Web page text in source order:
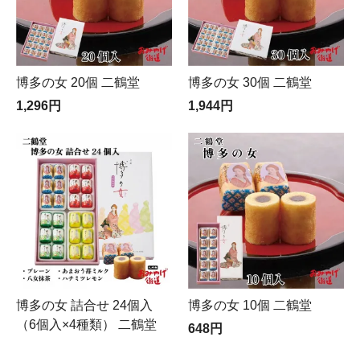
博多の女 20個 二鶴堂
1,296円
博多の女 30個 二鶴堂
1,944円
博多の女 詰合せ 24個入
（6個入×4種類） 二鶴堂
博多の女 10個 二鶴堂
648円